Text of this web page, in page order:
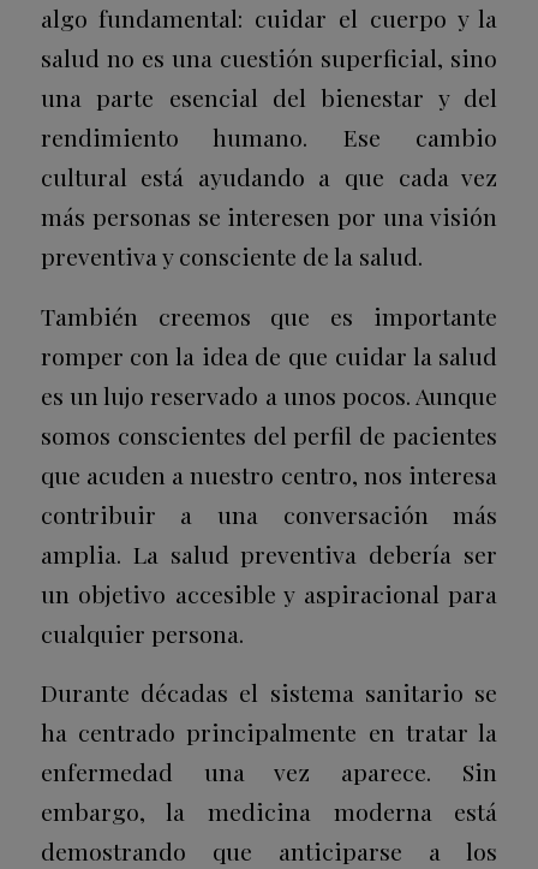
algo fundamental: cuidar el cuerpo y la
salud no es una cuestión superficial, sino
una parte esencial del bienestar y del
rendimiento humano. Ese cambio
cultural está ayudando a que cada vez
más personas se interesen por una visión
preventiva y consciente de la salud.
También creemos que es importante
romper con la idea de que cuidar la salud
es un lujo reservado a unos pocos. Aunque
somos conscientes del perfil de pacientes
que acuden a nuestro centro, nos interesa
contribuir a una conversación más
amplia. La salud preventiva debería ser
un objetivo accesible y aspiracional para
cualquier persona.
Durante décadas el sistema sanitario se
ha centrado principalmente en tratar la
enfermedad una vez aparece. Sin
embargo, la medicina moderna está
demostrando que anticiparse a los